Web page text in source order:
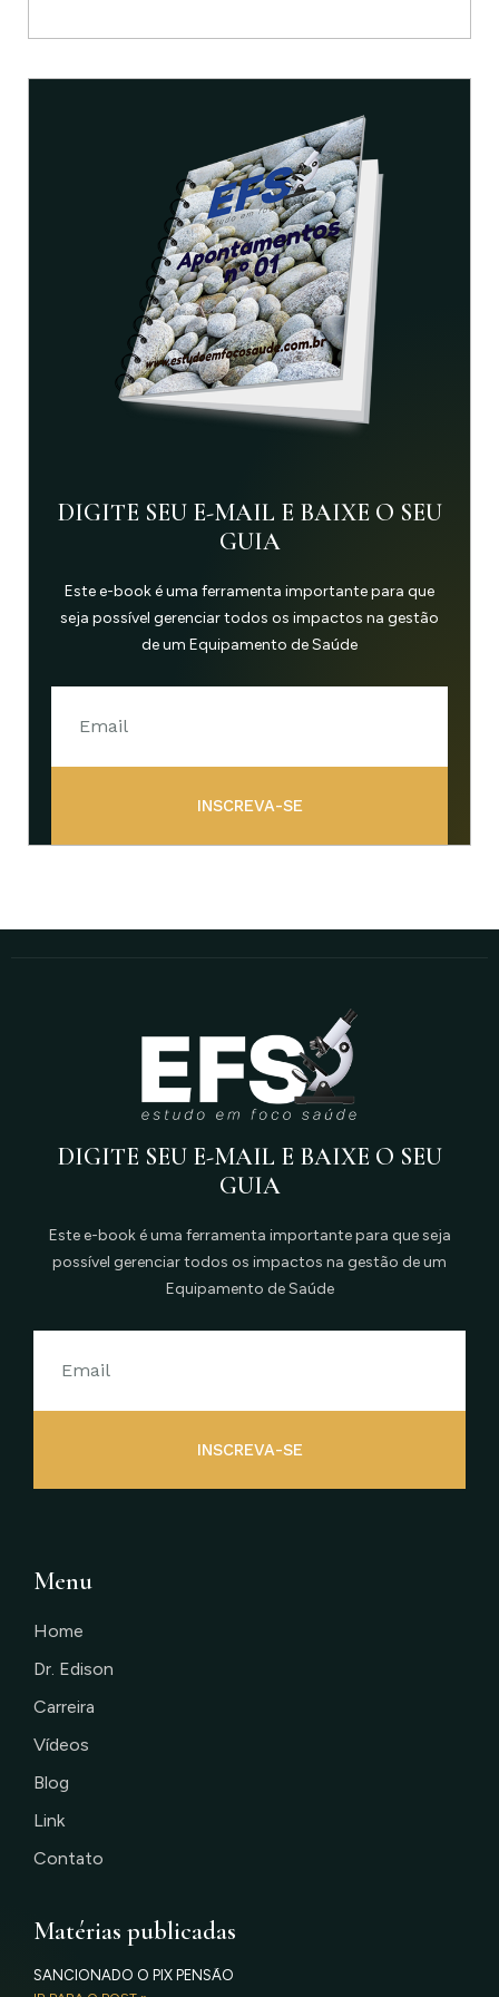
DIGITE SEU E-MAIL E BAIXE O SEU
GUIA
Este e-book é uma ferramenta importante para que
seja possível gerenciar todos os impactos na gestão
de um Equipamento de Saúde
INSCREVA-SE
DIGITE SEU E-MAIL E BAIXE O SEU
GUIA
Este e-book é uma ferramenta importante para que seja
possível gerenciar todos os impactos na gestão de um
Equipamento de Saúde
INSCREVA-SE
Menu
Home
Dr. Edison
Carreira
Vídeos
Blog
Link
Contato
Matérias publicadas
SANCIONADO O PIX PENSÃO